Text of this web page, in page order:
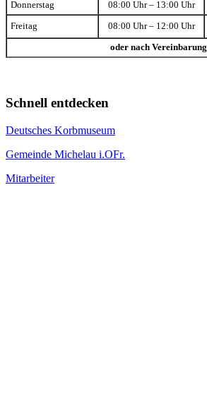
Donnerstag 08:00 Uhr – 13:00 Uhr
Freitag 08:00 Uhr – 12:00 Uhr
oder nach Vereinbarung
Schnell entdecken
Deutsches Korbmuseum
Gemeinde Michelau i.OFr.
Mitarbeiter